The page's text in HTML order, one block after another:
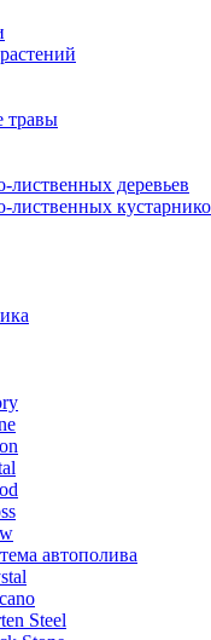
травы
деревьев
автополива
Steel